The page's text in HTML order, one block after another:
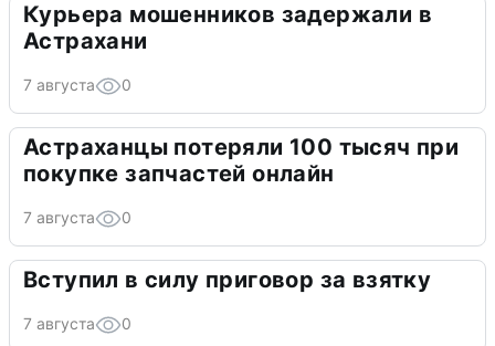
Курьера мошенников задержали в
Астрахани
7 августа 0
Астраханцы потеряли 100 тысяч при
покупке запчастей онлайн
7 августа 0
Вступил в силу приговор за взятку
7 августа 0